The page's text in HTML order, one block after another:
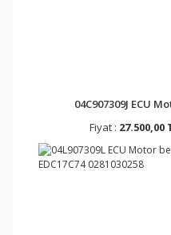
04C907309J ECU
Fiyat : 27.500,00